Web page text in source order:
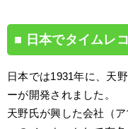
日本でタイムレ
日本では1931年に、天
ーが開発されました。
天野氏が興した会社（